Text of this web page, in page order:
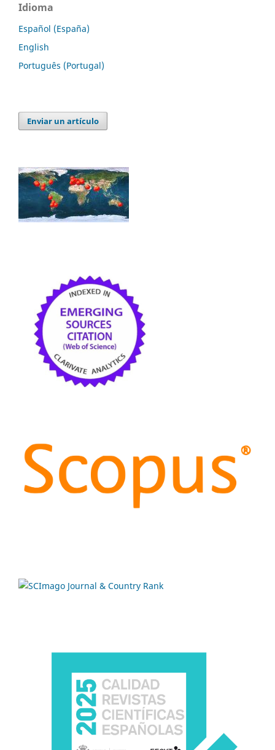
Idioma
Español (España)
English
Português (Portugal)
Enviar un artículo